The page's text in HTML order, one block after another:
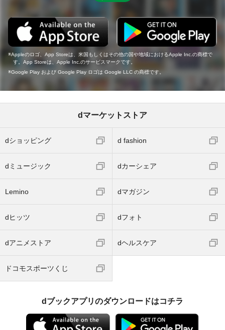
Appleのロゴ、App Storeは、米国もしくはその他の国や地域におけるApple Inc.の商標で
す。App Storeは、Apple Inc.のサービスマークです。
Google Play および Google Play ロゴは Google LLC の商標です。
dマーケットストア
dショッピング d fashion
dミュージック dカーシェア
Lemino dマガジン
dヒッツ dフォト
dアニメストア dヘルスケア
ドコモスポーツくじ
dブックアプリのダウンロードはコチラ